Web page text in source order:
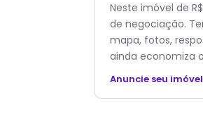
Neste imóvel de
de negociação.
mapa, fotos,
ainda economiza
Anuncie seu